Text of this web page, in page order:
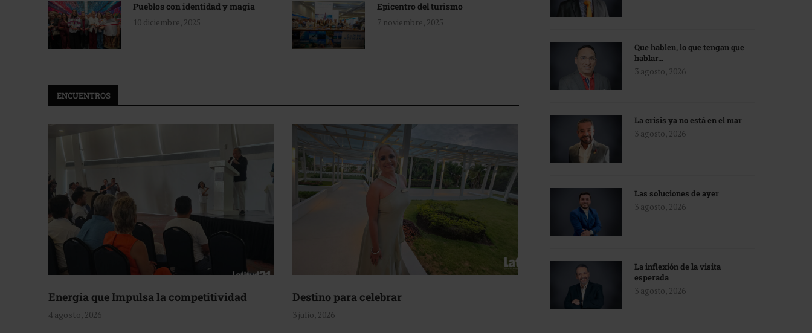
Pueblos con identidad y magia
10 diciembre, 2025
Epicentro del turismo
7 noviembre, 2025
ENCUENTROS
Energía que Impulsa la competitividad
4 agosto, 2026
Destino para celebrar
3 julio, 2026
Que hablen, lo que tengan que
hablar…
3 agosto, 2026
La crisis ya no está en el mar
3 agosto, 2026
Las soluciones de ayer
3 agosto, 2026
La inflexión de la visita
esperada
3 agosto, 2026